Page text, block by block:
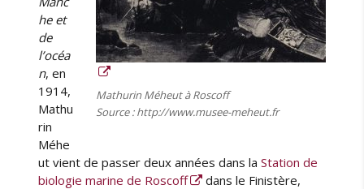
Mathurin Méheut à Roscoff
Source : http://www.musee-meheut.fr
he et
de
l’océa
n, en
1914,
Mathu
rin
Méhe
ut vient de passer deux années dans laStation de
biologie marine de Roscoff
dans le Finistère,